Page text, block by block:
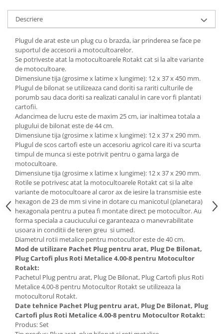
Tractoare de grădină
TUNING
Toba Portata Aluminiu
Gheara Doborare
Maner de Pila
Maner Demaror
Aparat de spalat cu presiune
Generator de curent
Robot de Tuns Gazon
Accesorii Robot de tuns gazon
Aspiratoare
Echipamente Forestiere
Jucarii
Piese de schimb
Tambur Demaror
Aprindere Electronica
Ambielaje
Ambreiaje
Amortizoare
Arc acceleratie
Arc clichet
Arc demaror
Descriere
Plugul de arat este un plug cu o brazda, iar prinderea se face pe
suportul de accesorii a motocultoarelor.
Se potriveste atat la motocultoarele Rotakt cat si la alte variante
de motocultoare.
Dimensiune tija (grosime x latime x lungime): 12 x 37 x 450 mm.
Plugul de bilonat se utilizeaza cand doriti sa rariti culturile de
porumb sau daca doriti sa realizati canalul in care vor fi plantati
cartofii.
Adancimea de lucru este de maxim 25 cm, iar inaltimea totala a
plugului de bilonat este de 44 cm.
Dimensiune tija (grosime x latime x lungime): 12 x 37 x 290 mm.
Plugul de scos cartofi este un accesoriu agricol care iti va scurta
timpul de munca si este potrivit pentru o gama larga de
motocultoare.
Dimensiune tija (grosime x latime x lungime): 12 x 37 x 290 mm.
Rotile se potrivesc atat la motocultoarele Rotakt cat si la alte
variante de motocultoare al caror ax de iesire la transmisie este
hexagon de 23 de mm si vine in dotare cu manicotul (planetara)
hexagonala pentru a putea fi montate direct pe motocultor. Au
forma speciala a cauciucului ce garanteaza o manevrabilitate
usoara in conditii de teren greu si umed.
Diametrul rotii metalice pentru motocultor este de 40 cm.
Mod de utilizare Pachet Plug pentru arat, Plug De Bilonat,
Plug Cartofi plus Roti Metalice 4.00-8 pentru Motocultor
Rotakt:
Pachetul Plug pentru arat, Plug De Bilonat, Plug Cartofi plus Roti
Metalice 4.00-8 pentru Motocultor Rotakt se utilizeaza la
motocultorul Rotakt.
Date tehnice Pachet Plug pentru arat, Plug De Bilonat, Plug
Cartofi plus Roti Metalice 4.00-8 pentru Motocultor Rotakt:
Produs: Set